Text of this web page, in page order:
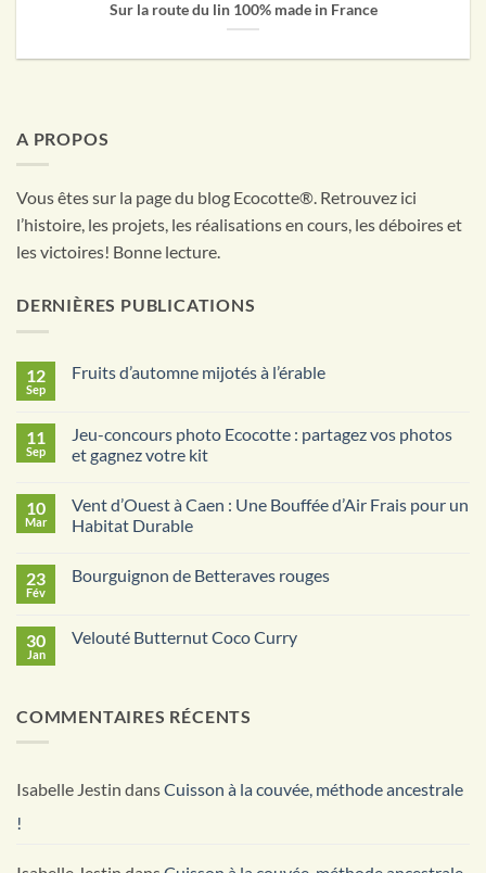
Sur la route du lin 100% made in France
A PROPOS
Vous êtes sur la page du blog Ecocotte®. Retrouvez ici
l’histoire, les projets, les réalisations en cours, les déboires et
les victoires! Bonne lecture.
DERNIÈRES PUBLICATIONS
12
Sep
Fruits d’automne mijotés à l’érable
Fruits
d’automne
mijotés
11
Sep
Jeu-concours photo Ecocotte : partagez vos photos
et gagnez votre kit
sur
Jeu-
concours
partagez
et
gagnez
10
Mar
Vent d’Ouest à Caen : Une Bouffée d’Air Frais pour un
Habitat Durable
sur
Caen
pour
23
Fév
Bourguignon de Betteraves rouges
Bourguignon
30
Jan
Velouté Butternut Coco Curry
Butternut
COMMENTAIRES RÉCENTS
Isabelle Jestin dansCuisson à la couvée, méthode ancestrale
!